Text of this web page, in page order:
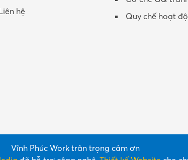
Liên hệ
Quy chế hoạt
Vĩnh Phúc Work trân trọng cảm ơn